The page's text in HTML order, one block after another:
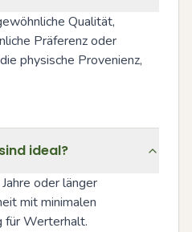
Qualität,
Präferenz oder
physische Provenienz,
ideal?
oder länger
mit minimalen
für Werterhalt.